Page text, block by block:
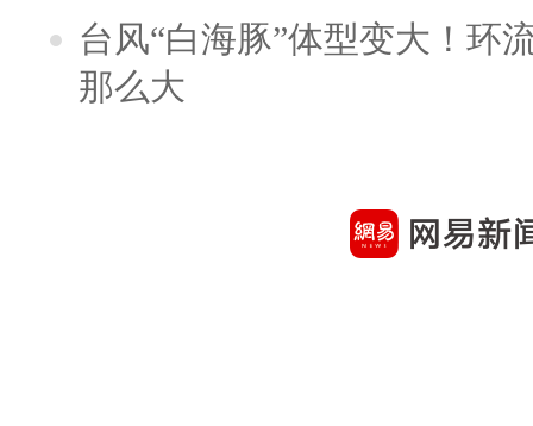
台风“白海豚”体型变大！环
那么大